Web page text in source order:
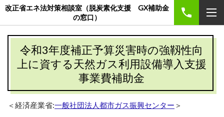
改正省エネ法対策相談室（脱炭素化支援 GX補助金
の窓口）
令和3年度補正予算災害時の強靱性向
上に資する天然ガス利用設備導入支援
事業費補助金
＜経済産業省:一般社団法人都市ガス振興センター ＞